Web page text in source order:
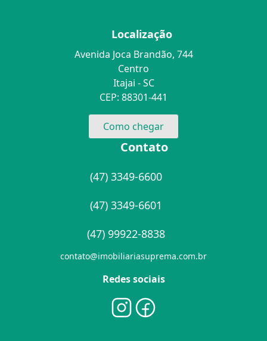
Localização
Avenida Joca Brandão, 744
Centro
Itajai - SC
CEP: 88301-441
Como chegar
Contato
(47) 3349-6600
(47) 3349-6601
(47) 99922-8838
contato@imobiliariasuprema.com.br
Redes sociais